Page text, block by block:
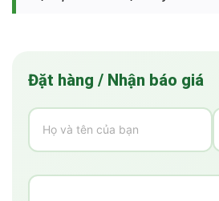
Đặt hàng / Nhận báo giá